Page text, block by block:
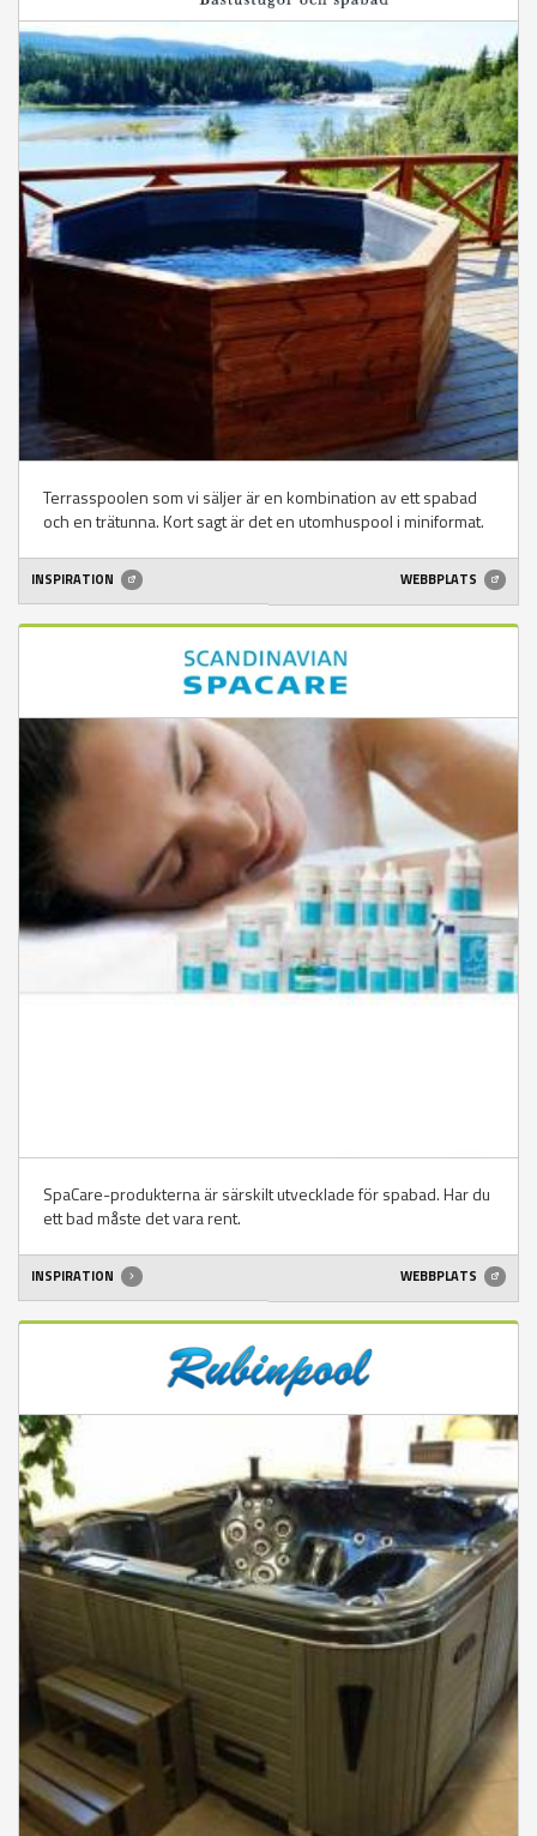
Terrasspoolen som vi säljer är en kombination av ett spabad
och en trätunna. Kort sagt är det en utomhuspool i miniformat.
INSPIRATION WEBBPLATS
SpaCare-produkterna är särskilt utvecklade för spabad. Har du
ett bad måste det vara rent.
INSPIRATION WEBBPLATS